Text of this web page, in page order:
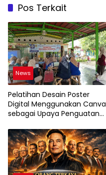
Pos Terkait
News
Pelatihan Desain Poster
Digital Menggunakan Canva
sebagai Upaya Penguatan
Kader PKK Kelurahan Bambu
Apus